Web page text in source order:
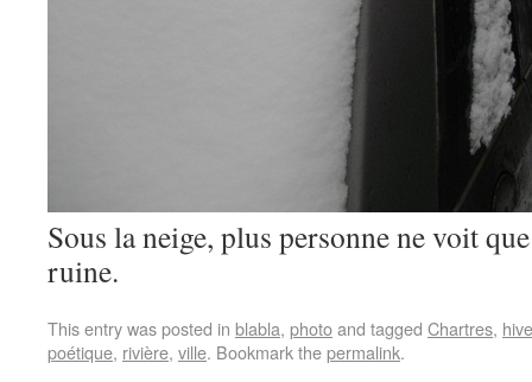
Sous la neige, plus personne ne voit
ruine.
This entry was posted in blabla, photoand tagged Chartres,
poétique, rivière, ville. Bookmark thepermalink.